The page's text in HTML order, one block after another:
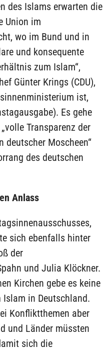
des Islams erwarten die
Union im
wo im Bund und in
und konsequente
zum Islam“,
Günter Krings (CDU),
ist,
Es gehe
Transparenz der
deutscher Moscheen“
des deutschen
Anlass
sich ebenfalls hinter
der
und Julia Klöckner.
Kirchen gebe es keine
in Deutschland.
Konfliktthemen aber
und Länder müssten
sich die